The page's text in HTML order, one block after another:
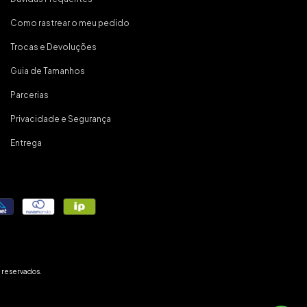
Como rastrear o meu pedido
Trocas e Devoluções
Guia de Tamanhos
Parcerias
Privacidade e Segurança
Entrega